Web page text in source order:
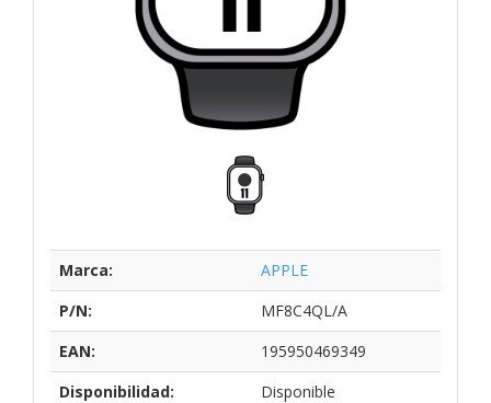
Marca:
APPLE
P/N:
MF8C4QL/A
EAN:
195950469349
Disponibilidad:
Disponible